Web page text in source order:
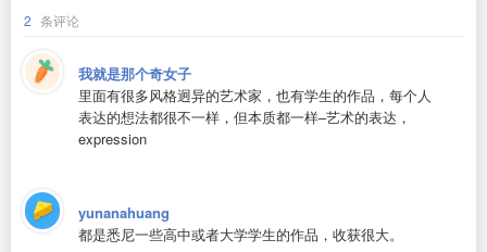
2 条评论
我就是那个奇女子
里面有很多风格迥异的艺术家，也有学生的作品，每个人
表达的想法都很不一样，但本质都一样–艺术的表达，
expression
yunanahuang
都是悉尼一些高中或者大学学生的作品，收获很大。